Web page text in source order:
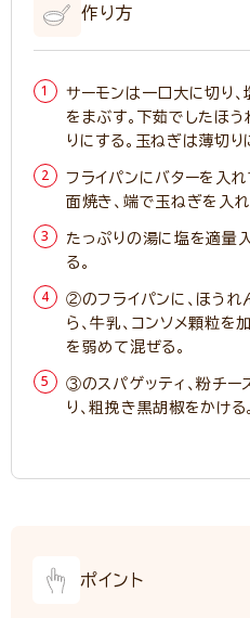
作り方
サーモンは一口大に切り、
をまぶす。下茹でしたほ
りにする。玉ねぎは薄切り
フライパンにバターを入
面焼き、端で玉ねぎを入れ
たっぷりの湯に塩を適量
る。
②のフライパンに、ほう
ら、牛乳、コンソメ顆粒を
を弱めて混ぜる。
③のスパゲッティ、粉チー
り、粗挽き黒胡椒をかける。
ポイント